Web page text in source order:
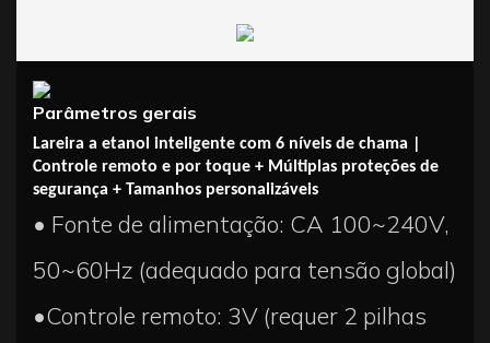
Parâmetros gerais
Lareira a etanol inteligente com 6 níveis de chama |
Controle remoto e por toque + Múltiplas proteções de
segurança + Tamanhos personalizáveis
• Fonte de alimentação: CA 100~240V,
50~60Hz (adequado para tensão global)
•Controle remoto: 3V (requer 2 pilhas